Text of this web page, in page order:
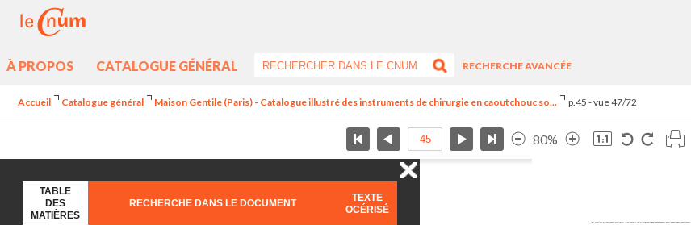
À PROPOS CATALOGUE GÉNÉRAL
RECHERCHE AVANCÉE
Accueil Catalogue général Maison Gentile (Paris) - Catalogue illustré des instruments de chirurgie en caoutchouc so... p.45 - vue 47/72
80%
TABLE
DES
MATIÈRES
RECHERCHE DANS LE DOCUMENT
TEXTE
OCÉRISÉ